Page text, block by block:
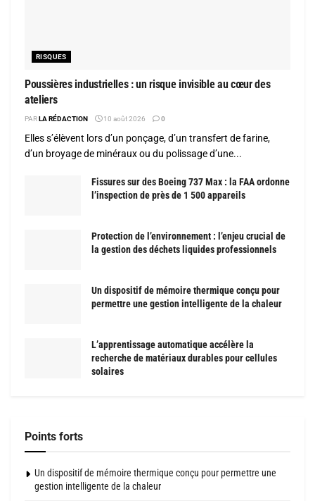
RISQUES
Poussières industrielles : un risque invisible au cœur des
ateliers
PARLA RÉDACTION 10 août 2026 0
Elles s’élèvent lors d’un ponçage, d’un transfert de farine,
d’un broyage de minéraux ou du polissage d’une...
Fissures sur des Boeing 737 Max : la FAA ordonne
l’inspection de près de 1 500 appareils
Protection de l’environnement : l’enjeu crucial de
la gestion des déchets liquides professionnels
Un dispositif de mémoire thermique conçu pour
permettre une gestion intelligente de la chaleur
L’apprentissage automatique accélère la
recherche de matériaux durables pour cellules
solaires
Points forts
Un dispositif de mémoire thermique conçu pour permettre une
gestion intelligente de la chaleur